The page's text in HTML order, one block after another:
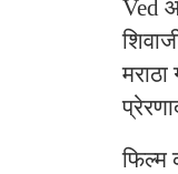
Ved
फिल्म